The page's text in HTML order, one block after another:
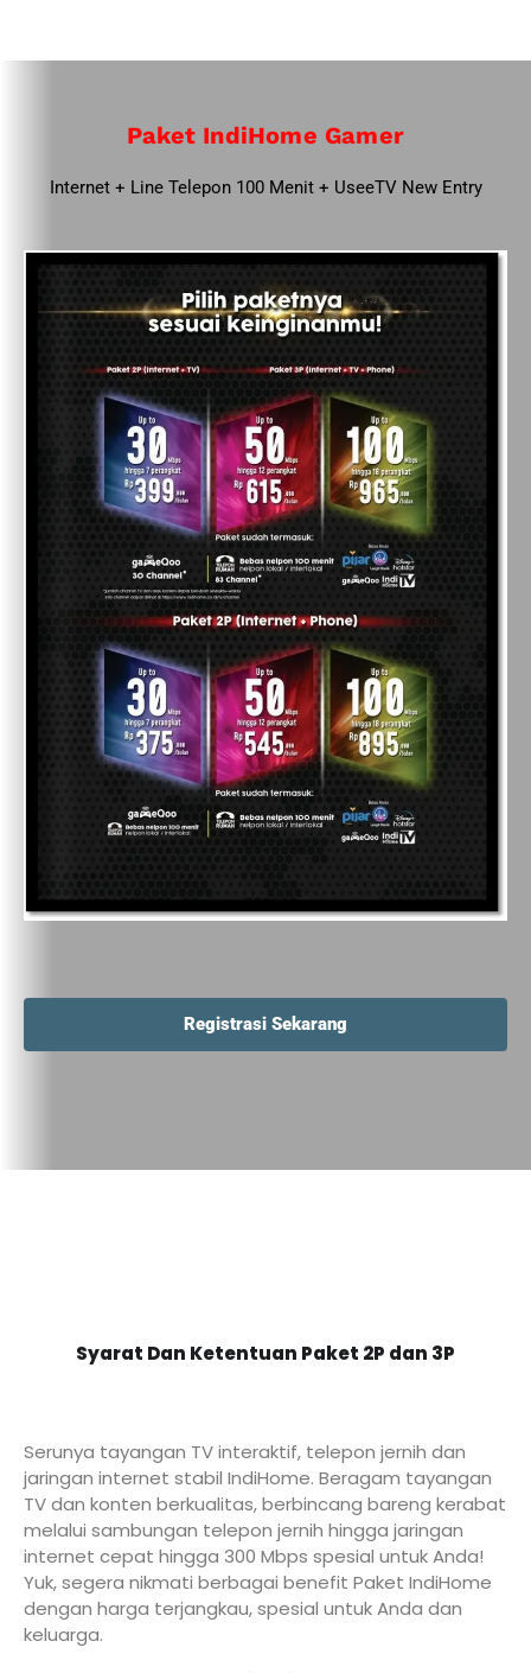
Paket IndiHome Gamer
Internet + Line Telepon 100 Menit + UseeTV New Entry
Registrasi Sekarang
Syarat Dan Ketentuan Paket 2P dan 3P
Serunya tayangan TV interaktif, telepon jernih dan
jaringan internet stabil IndiHome. Beragam tayangan
TV dan konten berkualitas, berbincang bareng kerabat
melalui sambungan telepon jernih hingga jaringan
internet cepat hingga 300 Mbps spesial untuk Anda!
Yuk, segera nikmati berbagai benefit Paket IndiHome
dengan harga terjangkau, spesial untuk Anda dan
keluarga.